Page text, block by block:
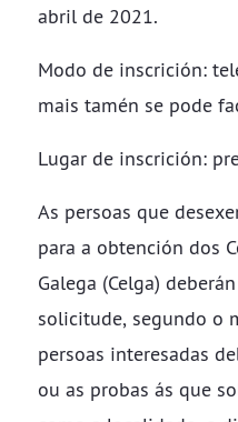
abril de 2021.
Modo de inscrición:
mais tamén se pode
Lugar de inscrición:
As persoas que
para a obtención dos
Galega (Celga)
solicitude, segundo o
persoas interesadas
ou as probas ás que